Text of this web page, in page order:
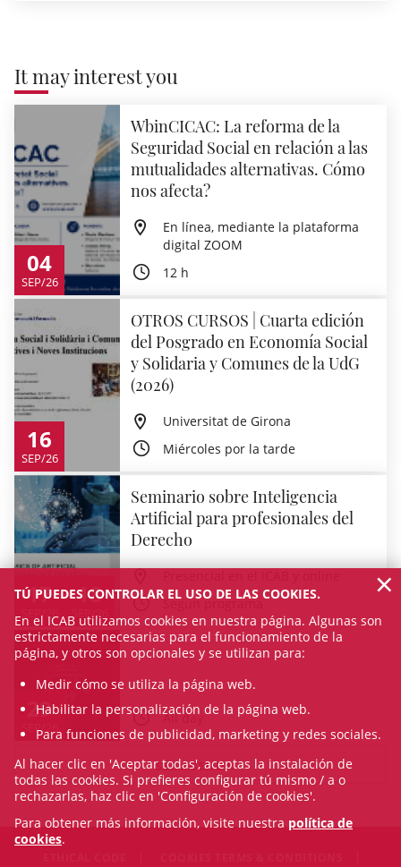
It may interest you
04
SEP/26
WbinCICAC: La reforma de la
Seguridad Social en relación a las
mutualidades alternativas. Cómo
nos afecta?
En línea, mediante la plataforma
digital ZOOM
12 h
16
SEP/26
OTROS CURSOS | Cuarta edición
del Posgrado en Economía Social
y Solidaria y Comunes de la UdG
(2026)
Universitat de Girona
Miércoles por la tarde
17
SEP/26
18
SEP/26
Seminario sobre Inteligencia
Artificial para profesionales del
Derecho
Según programa
29
SEP/26
All day
SEE AGENDA
TÚ PUEDES CONTROLAR EL USO DE LAS COOKIES.
En el ICAB utilizamos cookies en nuestra página. Algunas son
estrictamente necesarias para el funcionamiento de la
página, y otros son opcionales y se utilizan para:
Medir cómo se utiliza la página web.
Habilitar la personalización de la página web.
Para funciones de publicidad, marketing y redes sociales.
Al hacer clic en 'Aceptar todas', aceptas la instalación de
todas las cookies. Si prefieres configurar tú mismo / a o
rechazarlas, haz clic en 'Configuración de cookies'.
Para obtener más información, visite nuestra política de
cookies.
×